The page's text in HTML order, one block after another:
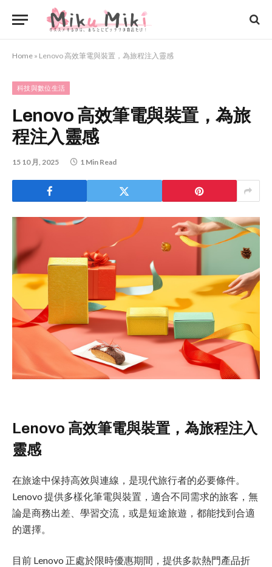
Home » Lenovo 高效筆電與裝置，為旅程注入靈感
科技與數位生活
Lenovo 高效筆電與裝置，為旅
程注入靈感
15 10 月, 2025 1 Min Read
Lenovo 高效筆電與裝置，為旅程注入
靈感
在旅途中保持高效與連線，是現代旅行者的必要條件。
Lenovo 提供多樣化筆電與裝置，適合不同需求的旅客，無
論是商務出差、學習交流，或是短途旅遊，都能找到合適
的選擇。
目前 Lenovo 正處於限時優惠期間，提供多款熱門產品折